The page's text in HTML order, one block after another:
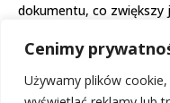
Cenimy
Używamy plików
dokumentu, co zwiększy
Podsumowując,
szybki w sporządzeniu,
konsekwencji jego